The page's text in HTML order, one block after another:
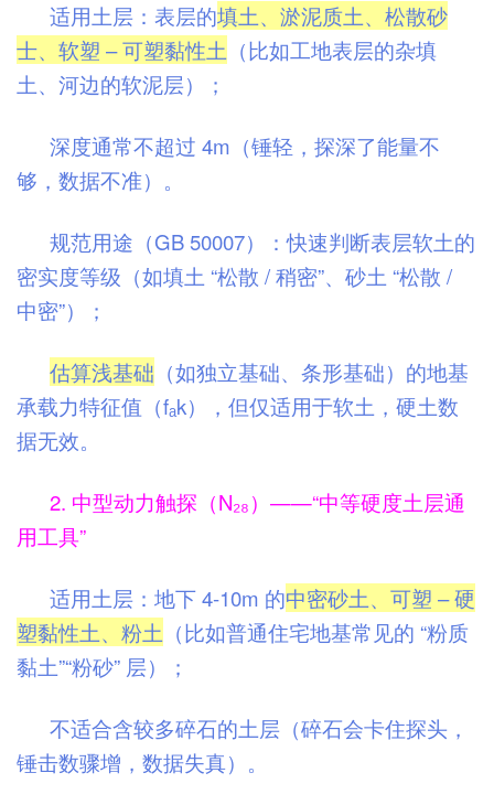
适用土层：表层的填土、淤泥质土、松散砂
士、软塑 – 可塑黏性土 （比如工地表层的杂填
土、河边的软泥层）；
深度通常不超过 4m（锤轻，探深了能量不
够，数据不准）。
规范用途（GB 50007）：快速判断表层软土的
密实度等级（如填土 “松散 / 稍密”、砂土 “松散 /
中密”）；
估算浅基础 （如独立基础、条形基础）的地基
承载力特征值（fₐk），但仅适用于软土，硬土数
据无效。
2. 中型动力触探（N₂₈）——“中等硬度土层通
用工具”
适用土层：地下 4-10m 的中密砂土、可塑 – 硬
塑黏性土、粉土 （比如普通住宅地基常见的 “粉质
黏土”“粉砂” 层）；
不适合含较多碎石的土层（碎石会卡住探头，
锤击数骤增，数据失真）。